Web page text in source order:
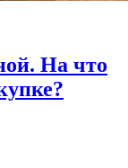
На что